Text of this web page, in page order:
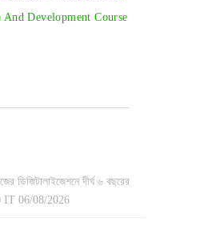
And Development Course
ডিজিটালাইজেশনে দীর্ঘ ৬ বছরের
IT 06/08/2026